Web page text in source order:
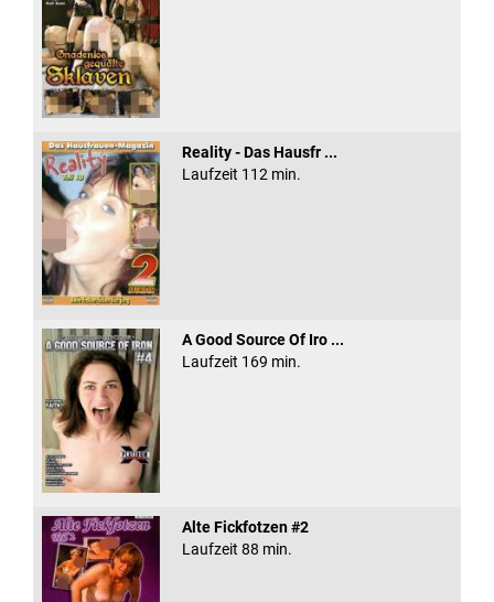
Reality - Das Hausfr ...
Laufzeit 112 min.
A Good Source Of Iro ...
Laufzeit 169 min.
Alte Fickfotzen #2
Laufzeit 88 min.